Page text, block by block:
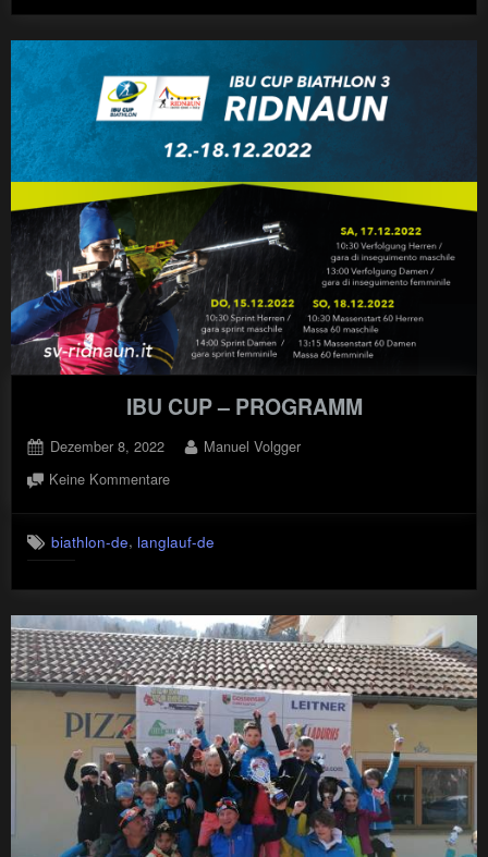
IBU CUP – PROGRAMM
Posted
Dezember 8, 2022 By
Manuel Volgger
Keine Kommentarezu
–
biathlon-de, langlauf-de